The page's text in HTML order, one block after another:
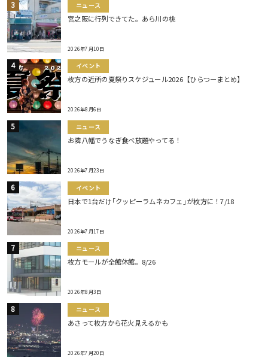
ニュース
宮之阪に行列できてた。あら川の桃
2026年7月10日
イベント
枚方の近所の夏祭りスケジュール2026【ひらつーまとめ】
2026年8月6日
ニュース
お隣八幡でうなぎ食べ放題やってる！
2026年7月23日
イベント
日本で1台だけ｢クッピーラムネカフェ｣が枚方に！7/18
2026年7月17日
ニュース
枚方モールが全館休館。8/26
2026年8月3日
ニュース
あさって枚方から花火見えるかも
2026年7月20日